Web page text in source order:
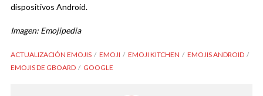
dispositivos Android.
Imagen: Emojipedia
ACTUALIZACIÓN EMOJIS EMOJI EMOJI KITCHEN
EMOJIS ANDROID
EMOJIS DE GBOARD
GOOGLE